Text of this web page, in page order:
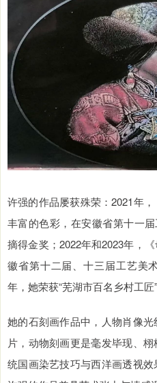
许强的作品屡获殊荣：2021年
丰富的色彩，在安徽省第十一
摘得金奖；2022年和2023年，
徽省第十二届、十三届工艺美
年，她荣获“芜湖市百名乡村工匠”
她的石刻画作品中，人物肖像
片，动物刻画更是毫发毕现、
统国画染艺技巧与西洋画透视